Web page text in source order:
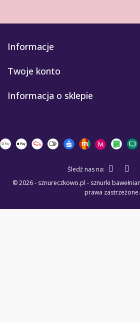
Informacje
Twoje konto
Informacja o sklepie
© 2026 - sznureczkowo.pl - sznurki
prawa zastrzeżone.
Śledź nas na: